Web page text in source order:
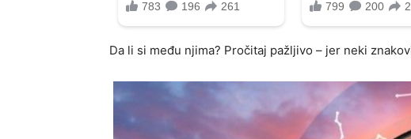
Da li si među njima? Pročitaj pažljivo – jer neki